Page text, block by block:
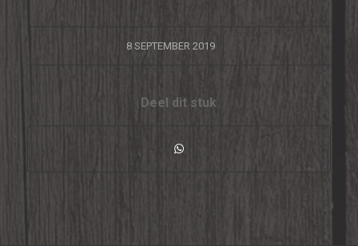
8 SEPTEMBER 2019
/
Deel dit stuk